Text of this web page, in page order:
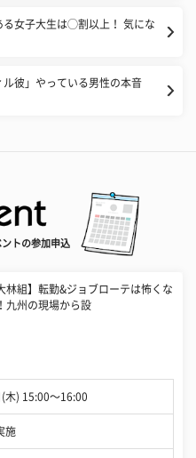
る女子大生は◯割以上！ 気にな
彼」やっている男性の本音
トの参加申込
林組】転勤&ジョブローテは怖くな
九州の現場から設
木) 15:00〜16:00
施